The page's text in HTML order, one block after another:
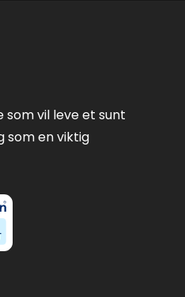
vil leve et sunt
som en viktig